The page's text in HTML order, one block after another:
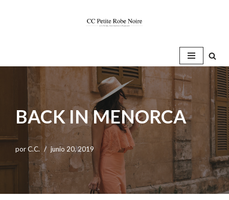
BACK IN MENORCA
porC.C. junio 20, 2019